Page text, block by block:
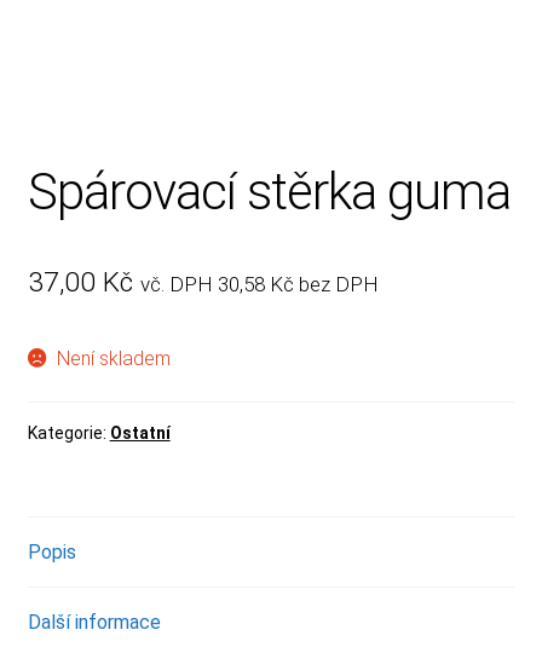
Spárovací stěrka guma
37,00 Kč vč. DPH 30,58 Kč bez DPH
Není skladem
Kategorie: Ostatní
Popis
Další informace